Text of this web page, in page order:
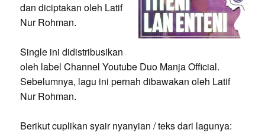
dan diciptakan oleh Latif
Nur Rohman.
Single ini didistribusikan
oleh label Channel Youtube Duo Manja Official.
Sebelumnya, lagu ini pernah dibawakan oleh Latif
Nur Rohman.
Berikut cuplikan syair nyanyian / teks dari lagunya: